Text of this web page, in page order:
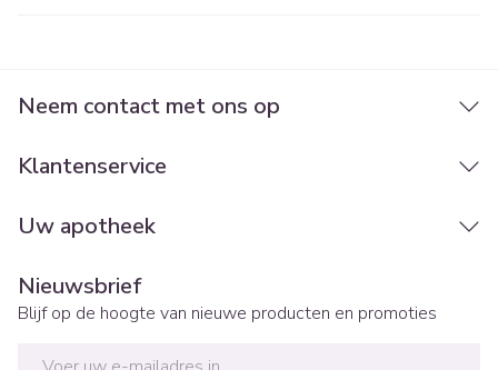
Neem contact met ons op
Klantenservice
Uw apotheek
Nieuwsbrief
Blijf op de hoogte van nieuwe producten en promoties